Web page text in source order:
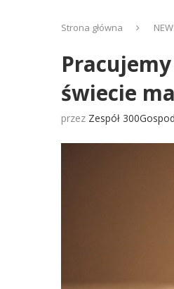
Strona główna
świecie
przez Zespół